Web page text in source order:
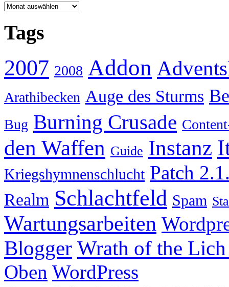
Archiv
Tags
2007 2008 Addon
Arathibecken Auge des Sturms
Bug Burning Crusade
den Waffen Guide Instanz
Kriegshymnenschlucht Patch
Realm Schlachtfeld Spam
Wartungsarbeiten
Blogger Wrath of the
Oben WordPress